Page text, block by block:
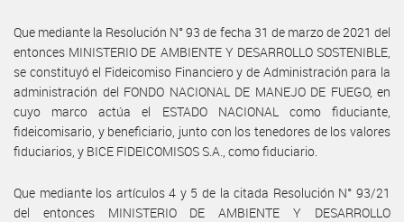
Que mediante la Resolución N° 93 de fecha 31 de marzo de 2021 del
entonces MINISTERIO DE AMBIENTE Y DESARROLLO SOSTENIBLE,
se constituyó el Fideicomiso Financiero y de Administración para la
administración del FONDO NACIONAL DE MANEJO DE FUEGO, en
cuyo marco actúa el ESTADO NACIONAL como fiduciante,
fideicomisario, y beneficiario, junto con los tenedores de los valores
fiduciarios, y BICE FIDEICOMISOS S.A., como fiduciario.
Que mediante los artículos 4 y 5 de la citada Resolución N° 93/21
del entonces MINISTERIO DE AMBIENTE Y DESARROLLO